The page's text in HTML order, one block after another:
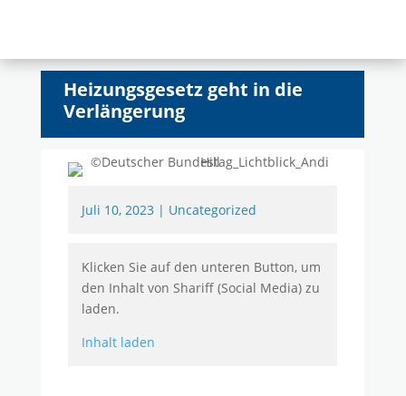
Heizungsgesetz geht in die
Verlängerung
Juli 10, 2023| Uncategorized
Klicken Sie auf den unteren Button, um
den Inhalt von Shariff (Social Media) zu
laden.
Inhalt laden